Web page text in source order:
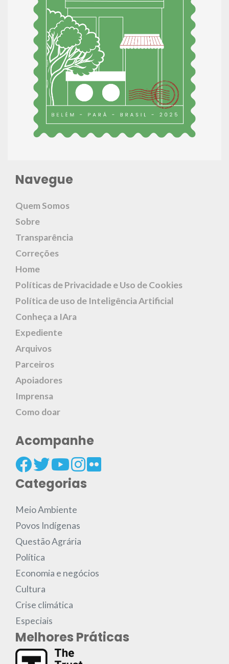
Navegue
Quem Somos
Sobre
Transparência
Correções
Home
Políticas de Privacidade e Uso de Cookies
Política de uso de Inteligência Artificial
Conheça a IAra
Expediente
Arquivos
Parceiros
Apoiadores
Imprensa
Como doar
Acompanhe
Categorias
Meio Ambiente
Povos Indígenas
Questão Agrária
Política
Economia e negócios
Cultura
Crise climática
Especiais
Melhores Práticas